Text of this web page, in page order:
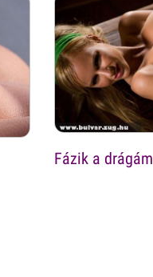
Fázik a drágám